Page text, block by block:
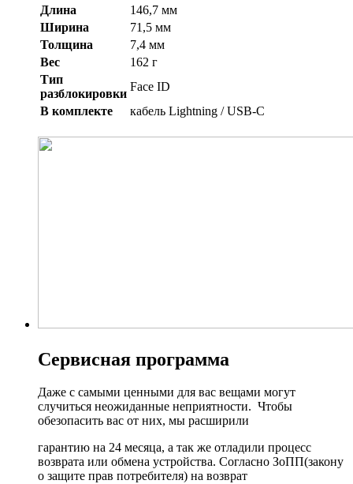
Длина
146,7 мм
Ширина
71,5 мм
Толщина
7,4 мм
Вес
162 г
Тип
разблокировки
Face ID
В комплекте
кабель Lightning / USB-C
Сервисная программа
Даже с самыми ценными для вас вещами могут
случиться неожиданные неприятности. Чтобы
обезопасить вас от них, мы расширили
гарантию на 24 месяца, а так же отладили процесс
возврата или обмена устройства. Согласно ЗоПП(закону
о защите прав потребителя) на возврат